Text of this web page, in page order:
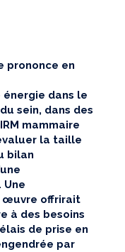
prononce en
énergie dans le
sein, dans des
mammaire
la taille
bilan
œuvre offrirait
à des besoins
de prise en
par